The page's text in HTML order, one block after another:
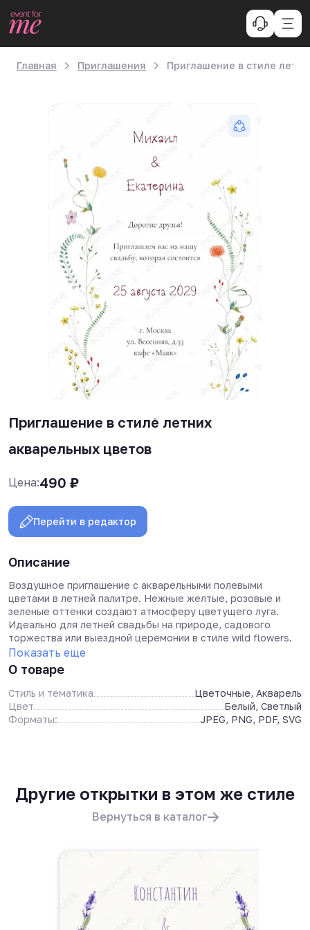
Главная Приглашения Приглашение в стиле
Приглашение в стиле летних
акварельных цветов
Цена:490 ₽
Перейти в редактор
Описание
Воздушное приглашение с акварельными полевыми
цветами в летней палитре. Нежные желтые, розовые и
зеленые оттенки создают атмосферу цветущего луга.
Идеально для летней свадьбы на природе, садового
торжества или выездной церемонии в стиле wild flowers.
Показать еще
О товаре
Стиль и тематика
Цветочные, Акварель
Цвет
Белый, Светлый
Форматы:
JPEG, PNG, PDF, SVG
Другие открытки в этом же стиле
Вернуться в каталог